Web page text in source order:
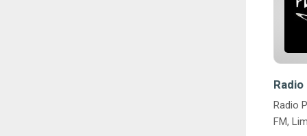
Radio
FM,